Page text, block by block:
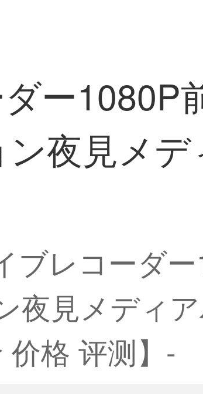
ー1080P
夜見メ
ブレコーダ
夜見メディ
价格 评测】-